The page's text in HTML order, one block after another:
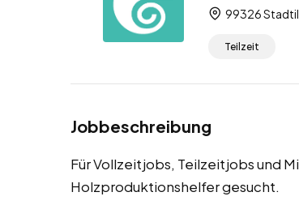
99326
Teilzeit
Jobbeschreibung
Für Vollzeitjobs, Teilzeitjobs und
Holzproduktionshelfer gesucht.